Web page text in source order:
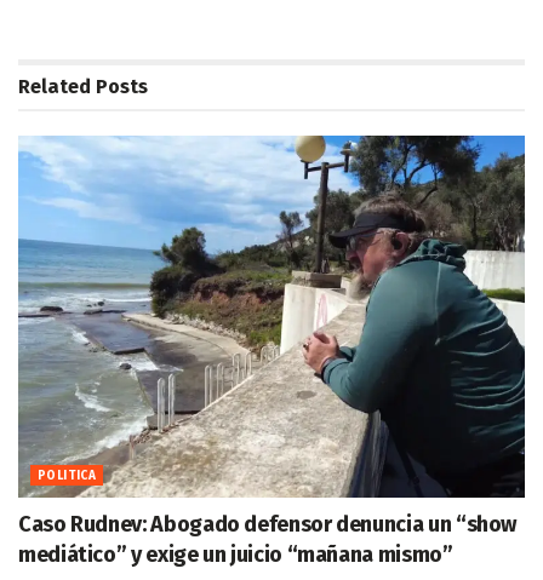
Related Posts
POLITICA
Caso Rudnev: Abogado defensor denuncia un “show
mediático” y exige un juicio “mañana mismo”